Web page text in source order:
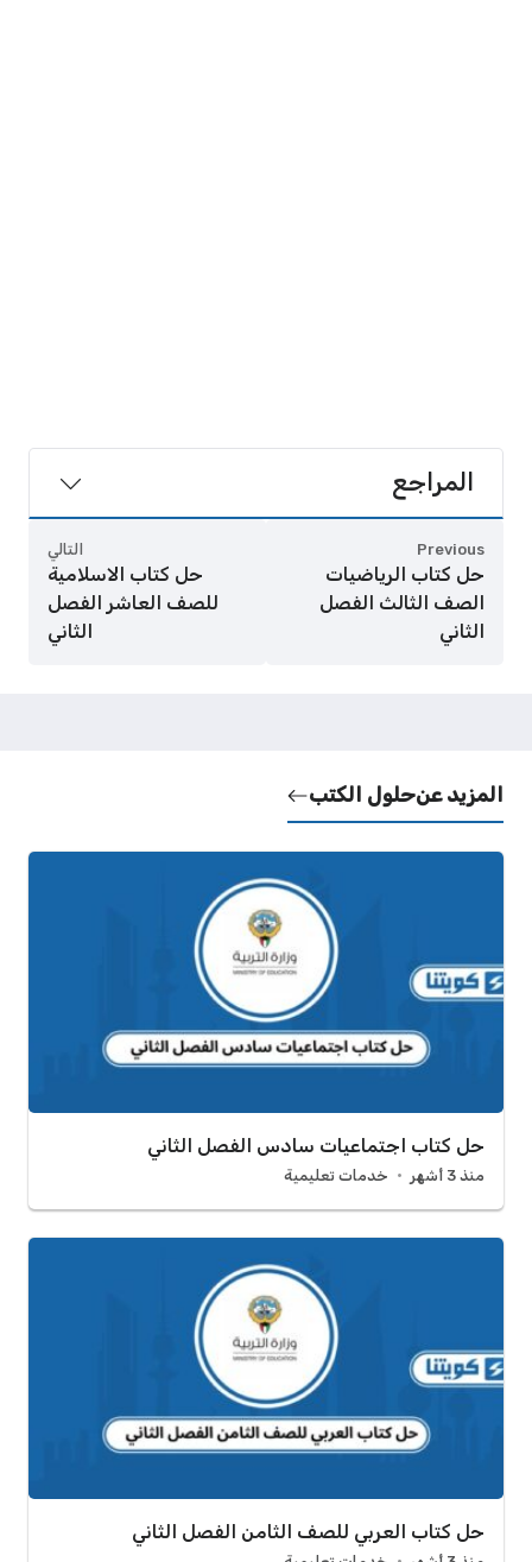
المراجع
Previous
حل كتاب الرياضيات
الصف الثالث الفصل
الثاني
التالي
حل كتاب الاسلامية
للصف العاشر الفصل
الثاني
المزيد عنحلول الكتب
حل كتاب اجتماعيات سادس الفصل الثاني
منذ 3 أشهر خدمات تعليمية
حل كتاب العربي للصف الثامن الفصل الثاني